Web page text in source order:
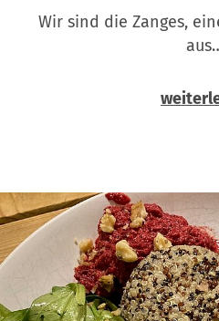
Wir sind die Zanges,